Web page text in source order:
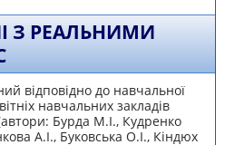
З РЕАЛЬНИМИ
відповідно до навчальної
навчальних закладів
Бурда М.І., Кудренко
А.І., Буковська О.І., Кіндюх